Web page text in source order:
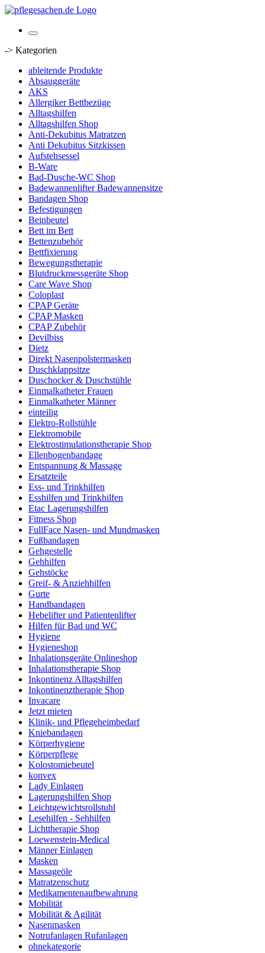
-> Kategorien
ableitende Produkte
Absauggeräte
AKS
Allergiker Bettbezüge
Alltagshilfen
Alltagshilfen Shop
Anti-Dekubitus Matratzen
Anti Dekubitus Sitzkissen
Aufstehsessel
B-Ware
Bad-Dusche-WC Shop
Badewannenlifter Badewannensitze
Bandagen Shop
Befestigungen
Beinbeutel
Bett im Bett
Bettenzubehör
Bettfixierung
Bewegungstherapie
Blutdruckmessgeräte Shop
Care Wave Shop
Coloplast
CPAP Geräte
CPAP Masken
CPAP Zubehör
Devilbiss
Dietz
Direkt Nasenpolstermasken
Duschklappsitze
Duschocker & Duschstühle
Einmalkatheter Frauen
Einmalkatheter Männer
einteilig
Elektro-Rollstühle
Elektromobile
Elektrostimulationstherapie Shop
Ellenbogenbandage
Entspannung & Massage
Ersatzteile
Ess- und Trinkhilfen
Esshilfen und Trinkhilfen
Etac Lagerungshilfen
Fitness Shop
FullFace Nasen- und Mundmasken
Fußbandagen
Gehgestelle
Gehhilfen
Gehstöcke
Greif- & Anziehhilfen
Gurte
Handbandagen
Hebelifter und Patientenlifter
Hilfen für Bad und WC
Hygiene
Hygieneshop
Inhalationsgeräte Onlineshop
Inhalationstherapie Shop
Inkontinenz Alltagshilfen
Inkontinenztherapie Shop
Invacare
Jetzt mieten
Klinik- und Pflegeheimbedarf
Kniebandagen
Körperhygiene
Körperpflege
Kolostomiebeutel
konvex
Lady Einlagen
Lagerungshilfen Shop
Leichtgewichtsrollstuhl
Lesehilfen - Sehhilfen
Lichttherapie Shop
Loewenstein-Medical
Männer Einlagen
Masken
Massageöle
Matratzenschutz
Medikamentenaufbewahrung
Mobilität
Mobilität & Agilität
Nasenmasken
Notrufanlagen Rufanlagen
ohnekategorie